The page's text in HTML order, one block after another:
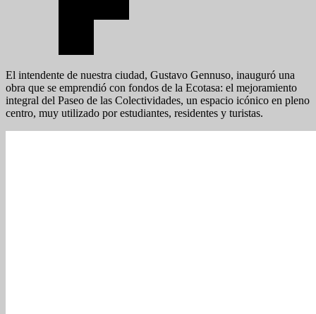
El intendente de nuestra ciudad, Gustavo Gennuso, inauguró una
obra que se emprendió con fondos de la Ecotasa: el mejoramiento
integral del Paseo de las Colectividades, un espacio icónico en pleno
centro, muy utilizado por estudiantes, residentes y turistas.